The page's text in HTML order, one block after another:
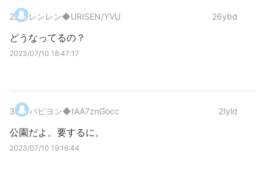
2. レンレン◆URISEN/YVU 26ybd
どうなってるの？
2023/07/10 18:47:17
3. パピヨン◆tAA7znGocc 2Iyld
公園だよ。要するに。
2023/07/10 19:16:44